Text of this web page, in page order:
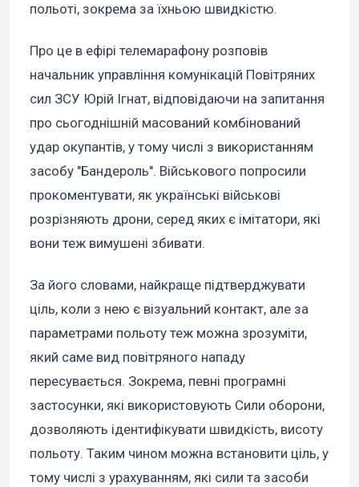
польоті, зокрема за їхньою швидкістю.
Про це в ефірі телемарафону розповів
начальник управління комунікацій Повітряних
сил ЗСУ Юрій Ігнат, відповідаючи на запитання
про сьогоднішній масований комбінований
удар окупантів, у тому числі з використанням
засобу "Бандероль". Військового попросили
прокоментувати, як українські військові
розрізняють дрони, серед яких є імітатори, які
вони теж вимушені збивати.
За його словами, найкраще підтверджувати
ціль, коли з нею є візуальний контакт, але за
параметрами польоту теж можна зрозуміти,
який саме вид повітряного нападу
пересувається. Зокрема, певні програмні
застосунки, які використовують Сили оборони,
дозволяють ідентифікувати швидкість, висоту
польоту. Таким чином можна встановити ціль, у
тому числі з урахуванням, які сили та засоби